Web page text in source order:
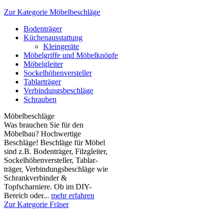
Zur Kategorie Möbelbeschläge
Bodenträger
Küchenausstattung
Kleingeräte
Möbelgriffe und Möbelknöpfe
Möbelgleiter
Sockelhöhenversteller
Tablarträger
Verbindungsbeschläge
Schrauben
Möbelbeschläge
Was brauchen Sie für den
Möbelbau? Hochwertige
Beschläge! Beschläge für Möbel
sind z.B. Boden­träger, Filzgleiter,
Sockelhöhen­versteller, Tablar­
träger, Verbindungs­beschläge wie
Schrank­verbinder &
Topfscharniere. Ob im DIY-
Bereich oder... mehr erfahren
Zur Kategorie Fräser